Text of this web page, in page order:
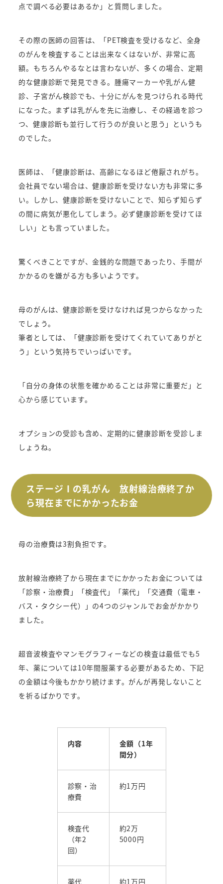
点で調べる必要はあるか」と質問しました。
その際の医師の回答は、「PET検査を受けるなど、全身
のがんを検査することは出来なくはないが、非常に高
額。もちろんやるなとは言わないが、多くの場合、定期
的な健康診断で発見できる。腫瘍マーカーや乳がん健
診、子宮がん検診でも、十分にがんを見つけられる時代
になった。まずは乳がんを先に治療し、その経過を診つ
つ、健康診断も並行して行うのが良いと思う」というも
のでした。
医師は、「健康診断は、高齢になるほど倦厭されがち。
会社員でない場合は、健康診断を受けない方も非常に多
い。しかし、健康診断を受けないことで、知らず知らず
の間に病気が悪化してしまう。必ず健康診断を受けてほ
しい」とも言っていました。
驚くべきことですが、金銭的な問題であったり、手間が
かかるのを嫌がる方も多いようです。
母のがんは、健康診断を受けなければ見つからなかった
でしょう。
筆者としては、「健康診断を受けてくれていてありがと
う」という気持ちでいっぱいです。
「自分の身体の状態を確かめることは非常に重要だ」と
心から感じています。
オプションの受診も含め、定期的に健康診断を受診しま
しょうね。
ステージⅠの乳がん 放射線治療終了か
ら現在までにかかったお金
母の治療費は3割負担です。
放射線治療終了から現在までにかかったお金については
「診察・治療費」「検査代」「薬代」「交通費（電車・
バス・タクシー代）」の4つのジャンルでお金がかかり
ました。
超音波検査やマンモグラフィーなどの検査は最低でも5
年、薬については10年間服薬する必要があるため、下記
の金額は今後もかかり続けます。 がんが再発しないこと
を祈るばかりです。
内容
金額（1年
間分）
診察・治
療費
約1万円
検査代
（年2
回）
約2万
5000円
薬代 約1万円